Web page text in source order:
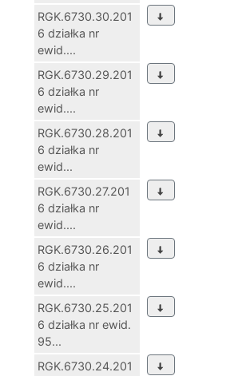
RGK.6730.30.201
6 działka nr
ewid....
RGK.6730.29.201
6 działka nr
ewid....
RGK.6730.28.201
6 działka nr
ewid...
RGK.6730.27.201
6 działka nr
ewid....
RGK.6730.26.201
6 działka nr
ewid....
RGK.6730.25.201
6 działka nr ewid.
95...
RGK.6730.24.201